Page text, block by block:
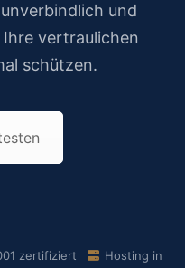
und
vertraulichen
schützen.
zertifiziert
Hosting in